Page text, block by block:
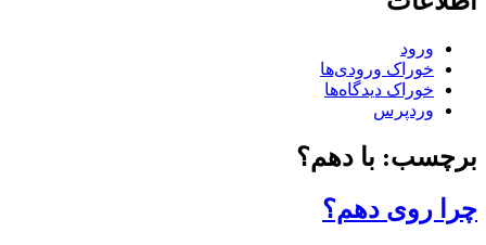
ورود
خوراک ورودی‌ها
خوراک دیدگاه‌ها
وردپرس
برچسب: با دهم؟
چرا روی دهم؟